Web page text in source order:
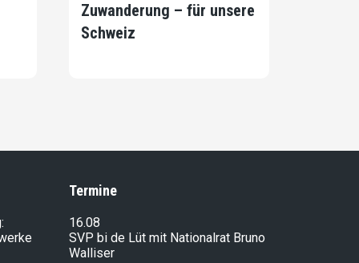
Zuwanderung – für unsere
Schweiz
Termine
16.08
SVP bi de Lüt mit Nationalrat Bruno
Walliser